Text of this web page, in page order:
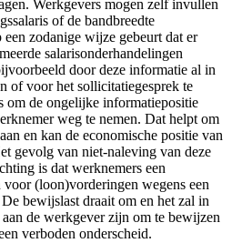
Werkgevers mogen zelf invullen
of de bandbreedte
zodanige wijze gebeurt dat er
salarisonderhandelingen
door deze informatie al in
of voor het sollicitatiegesprek te
om de ongelijke informatiepositie
weg te nemen. Dat helpt om
en kan de economische positie van
gevolg van niet-naleving van deze
is dat werknemers een
(loon)vorderingen wegens een
bewijslast draait om en het zal in
de werkgever zijn om te bewijzen
verboden onderscheid.